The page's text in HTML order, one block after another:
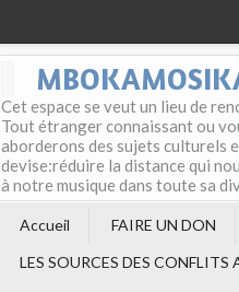
Cet espace se veut un lieu de
Tout étranger connaissant ou
aborderons des sujets culturels
devise:réduire la distance qui
à notre musique dans toute sa
Accueil FAIRE UN DON
LES SOURCES DES CONFLITS